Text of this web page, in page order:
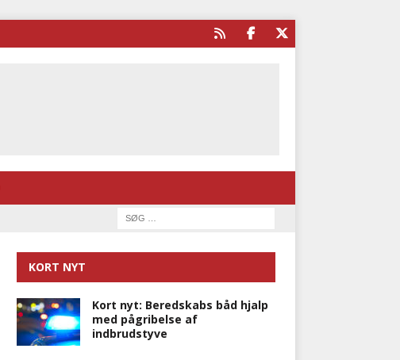
KORT NYT
Kort nyt: Beredskabs båd hjalp
med pågribelse af
indbrudstyve